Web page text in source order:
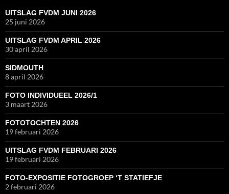
UITSLAG FVDM JUNI 2026
25 juni 2026
UITSLAG FVDM APRIL 2026
30 april 2026
SIDMOUTH
8 april 2026
FOTO INDIVIDUEEL 2026/1
3 maart 2026
FOTOTOCHTEN 2026
19 februari 2026
UITSLAG FVDM FEBRUARI 2026
19 februari 2026
FOTO-EXPOSITIE FOTOGROEP ‘T STATIEFJE
2 februari 2026